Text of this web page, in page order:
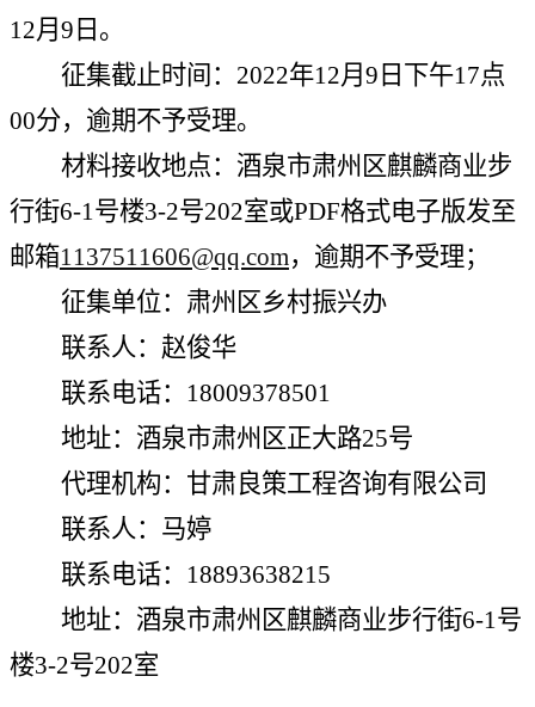
12月9日。
征集截止时间： 2022年12月9日下午17点
00分，逾期不予受理。
材料接收地点： 酒泉市肃州区麒麟商业步
行街6-1号楼3-2号202室或PDF格式电子版发至
邮箱1137511606@qq.com，逾期不予受理；
征集单位：肃州区乡村振兴办
联系人：赵俊华
联系电话： 18009378501
地址：酒泉市肃州区正大路25号
代理机构：甘肃良策工程咨询有限公司
联系人：马婷
联系电话： 18893638215
地址：酒泉市肃州区麒麟商业步行街6-1号
楼3-2号202室